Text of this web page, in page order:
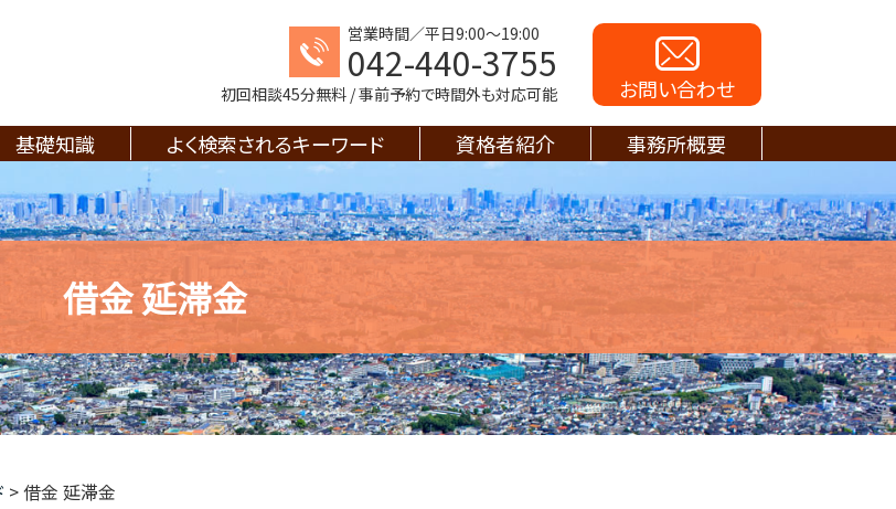
借金 延滞金
営業時間／平日9:00～19:00
042-440-3755
初回相談45分無料 / 事前予約で時間外も対応可能
お問い合わせ
基礎知識 よく検索されるキーワード 資格者紹介 事務所概要
>借金 延滞金